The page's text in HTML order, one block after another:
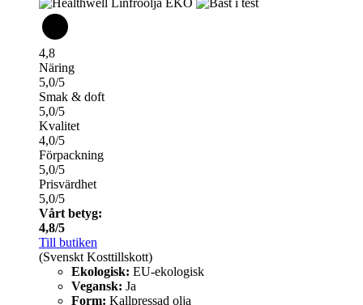
4,8
Näring
5,0/5
Smak & doft
5,0/5
Kvalitet
4,0/5
Förpackning
5,0/5
Prisvärdhet
5,0/5
Vårt betyg:
4,8/5
Till butiken
(Svenskt Kosttillskott)
Ekologisk: EU-ekologisk
Vegansk: Ja
Form: Kallpressad olja